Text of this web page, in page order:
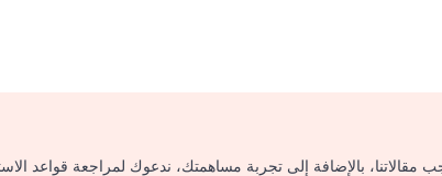
مقالاتنا، بالإضافة إلى تجربة مساهمتك، ندعوك لمراجعة قواعد